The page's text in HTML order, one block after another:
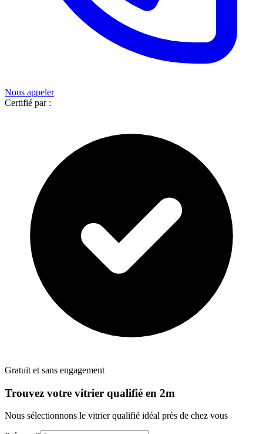
Nous appeler
Certifié par :
Gratuit et sans engagement
Trouvez votre vitrier qualifié en 2m
Nous sélectionnons le vitrierqualifié idéal près de chez vous